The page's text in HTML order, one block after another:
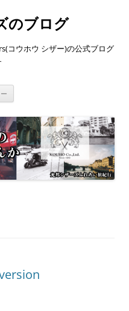
のブログ
コウホウ シザー)の公式ブログ